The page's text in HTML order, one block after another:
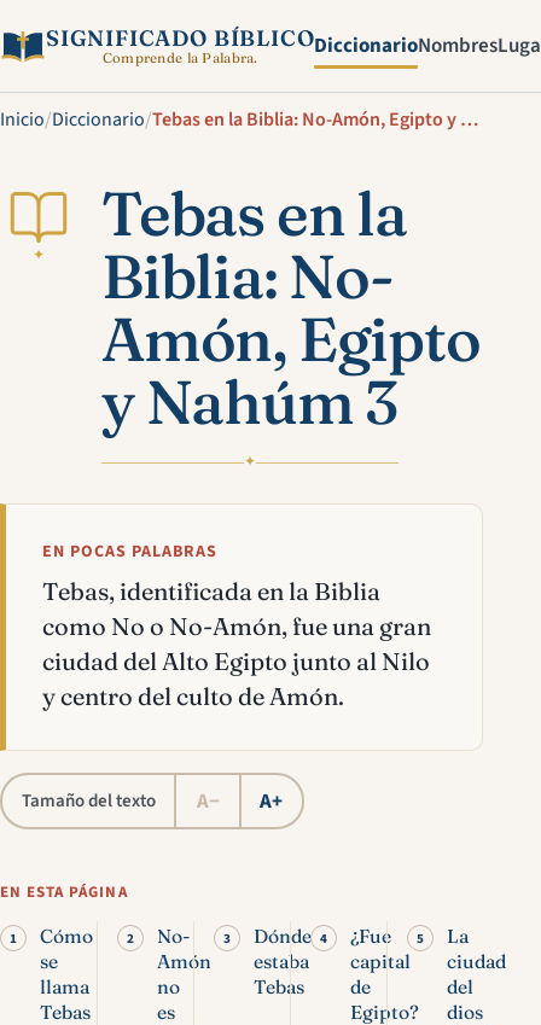
SIGNIFICADO BÍBLICO
Comprende la Palabra. DiccionarioNombres
Inicio/Diccionario/ Tebas en la Biblia: No-Amón, Egipto y Nahúm 3
✦
Tebas en la
Biblia: No-
Amón, Egipto
y Nahúm 3
✦
EN POCAS PALABRAS
Tebas, identificada en la Biblia
como No o No-Amón, fue una gran
ciudad del Alto Egipto junto al Nilo
y centro del culto de Amón.
Tamaño del texto A− A+
EN ESTA PÁGINA
Cómo
se
llama
Tebas
No-
Amón
no
es
Dónde
estaba
Tebas
¿Fue
capital
de
Egipto?
La
ciudad
del
dios